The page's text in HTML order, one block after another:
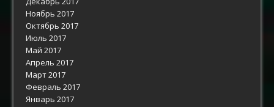
Ноябрь 2017
Октябрь 2017
Июль 2017
Май 2017
Апрель 2017
Март 2017
Февраль 2017
Январь 2017